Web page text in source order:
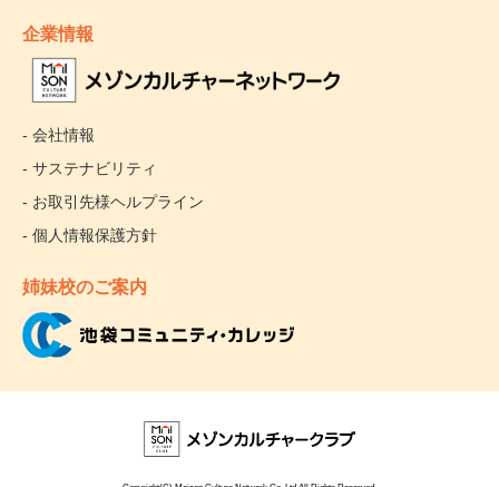
企業情報
- 会社情報
- サステナビリティ
- お取引先様ヘルプライン
- 個人情報保護方針
姉妹校のご案内